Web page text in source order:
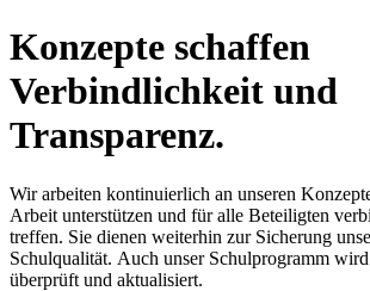
Konzepte schaffen
Verbindlichkeit und
Transparenz.
Wir arbeiten kontinuierlich an unseren
Arbeit unterstützen und für alle Beteiligten
treffen. Sie dienen weiterhin zur Sicherung
Schulqualität. Auch unser Schulprogramm
überprüft und aktualisiert.